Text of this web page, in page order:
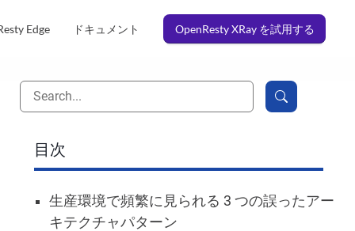
Edge ドキュメント OpenResty XRay を試用する
目次
生産環境で頻繁に見られる 3 つの誤ったアー
キテクチャパターン